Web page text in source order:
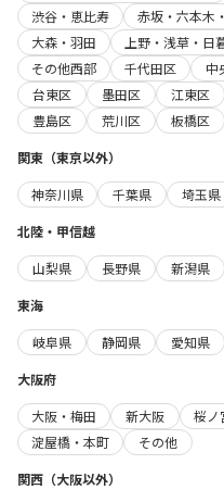
渋谷・恵比寿
赤坂・六本木
大森・羽田
上野・浅草・日
その他西部
千代田区 中
台東区
墨田区 江東区
豊島区
荒川区
板橋区
関東（東京以外）
神奈川県
千葉県 埼玉県
北陸・甲信越
山梨県
長野県 新潟県
東海
岐阜県
静岡県
愛知県
大阪府
大阪・梅田
新大阪 桜ノ
淀屋橋・本町
その他
関西（大阪以外）